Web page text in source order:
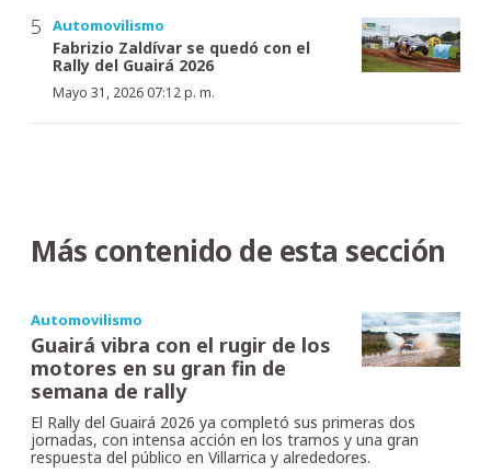
Automovilismo
Fabrizio Zaldívar se quedó con el
Rally del Guairá 2026
Mayo 31, 2026 07:12 p. m.
Más contenido de esta sección
Automovilismo
Guairá vibra con el rugir de los
motores en su gran fin de
semana de rally
El Rally del Guairá 2026 ya completó sus primeras dos
jornadas, con intensa acción en los tramos y una gran
respuesta del público en Villarrica y alrededores.